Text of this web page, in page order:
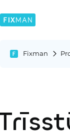
Fixman